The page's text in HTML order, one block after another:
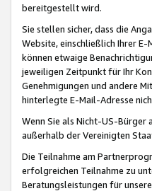
bereitgestellt wird.
Sie stellen sicher, dass die
Website, einschließlich Ihrer
können etwaige
jeweiligen Zeitpunkt für Ihr
Genehmigungen und andere
hinterlegte E-Mail-Adresse
Wenn Sie als Nicht-US-Bürger
außerhalb der Vereinigten
Die Teilnahme am
erfolgreichen Teilnahme zu
Beratungsleistungen für